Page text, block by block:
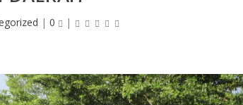
| 0 |